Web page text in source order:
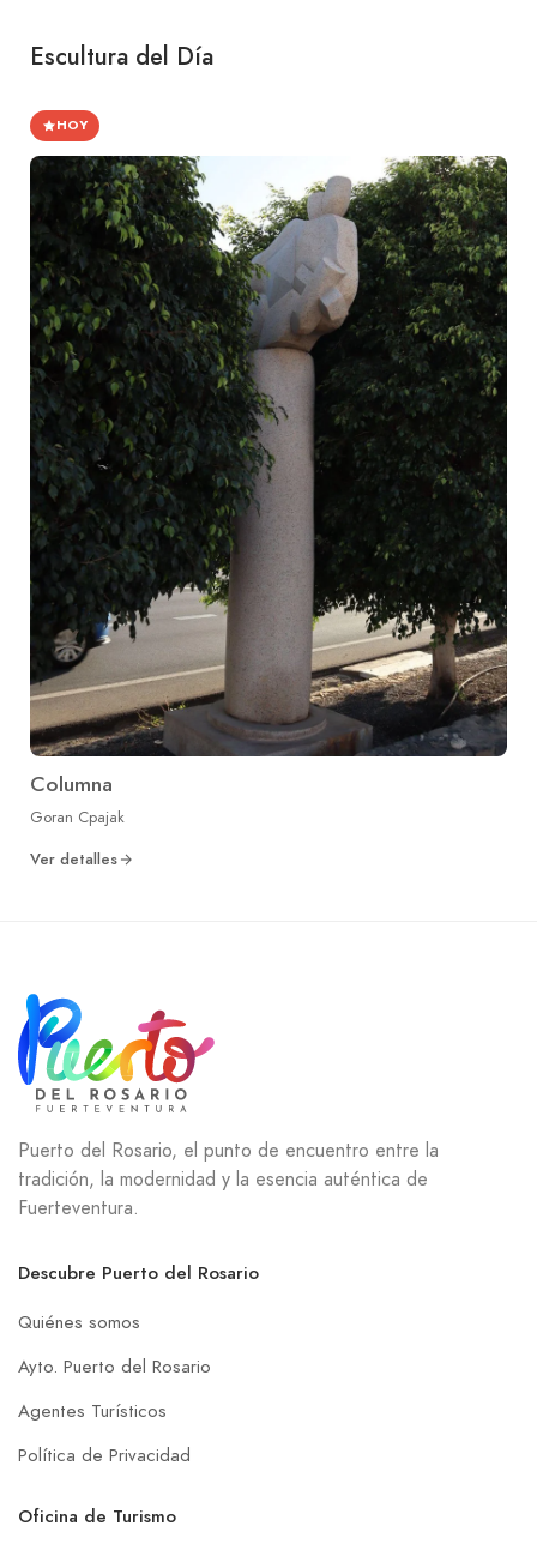
Escultura del Día
HOY
Columna
Goran Cpajak
Ver detalles
Puerto del Rosario, el punto de encuentro entre la
tradición, la modernidad y la esencia auténtica de
Fuerteventura.
Descubre Puerto del Rosario
Quiénes somos
Ayto. Puerto del Rosario
Agentes Turísticos
Política de Privacidad
Oficina de Turismo